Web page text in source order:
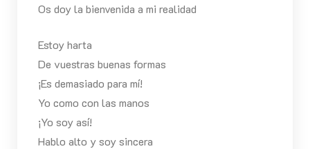
Os doy la bienvenida a mi realidad
Estoy harta
De vuestras buenas formas
¡Es demasiado para mí!
Yo como con las manos
¡Yo soy así!
Hablo alto y soy sincera